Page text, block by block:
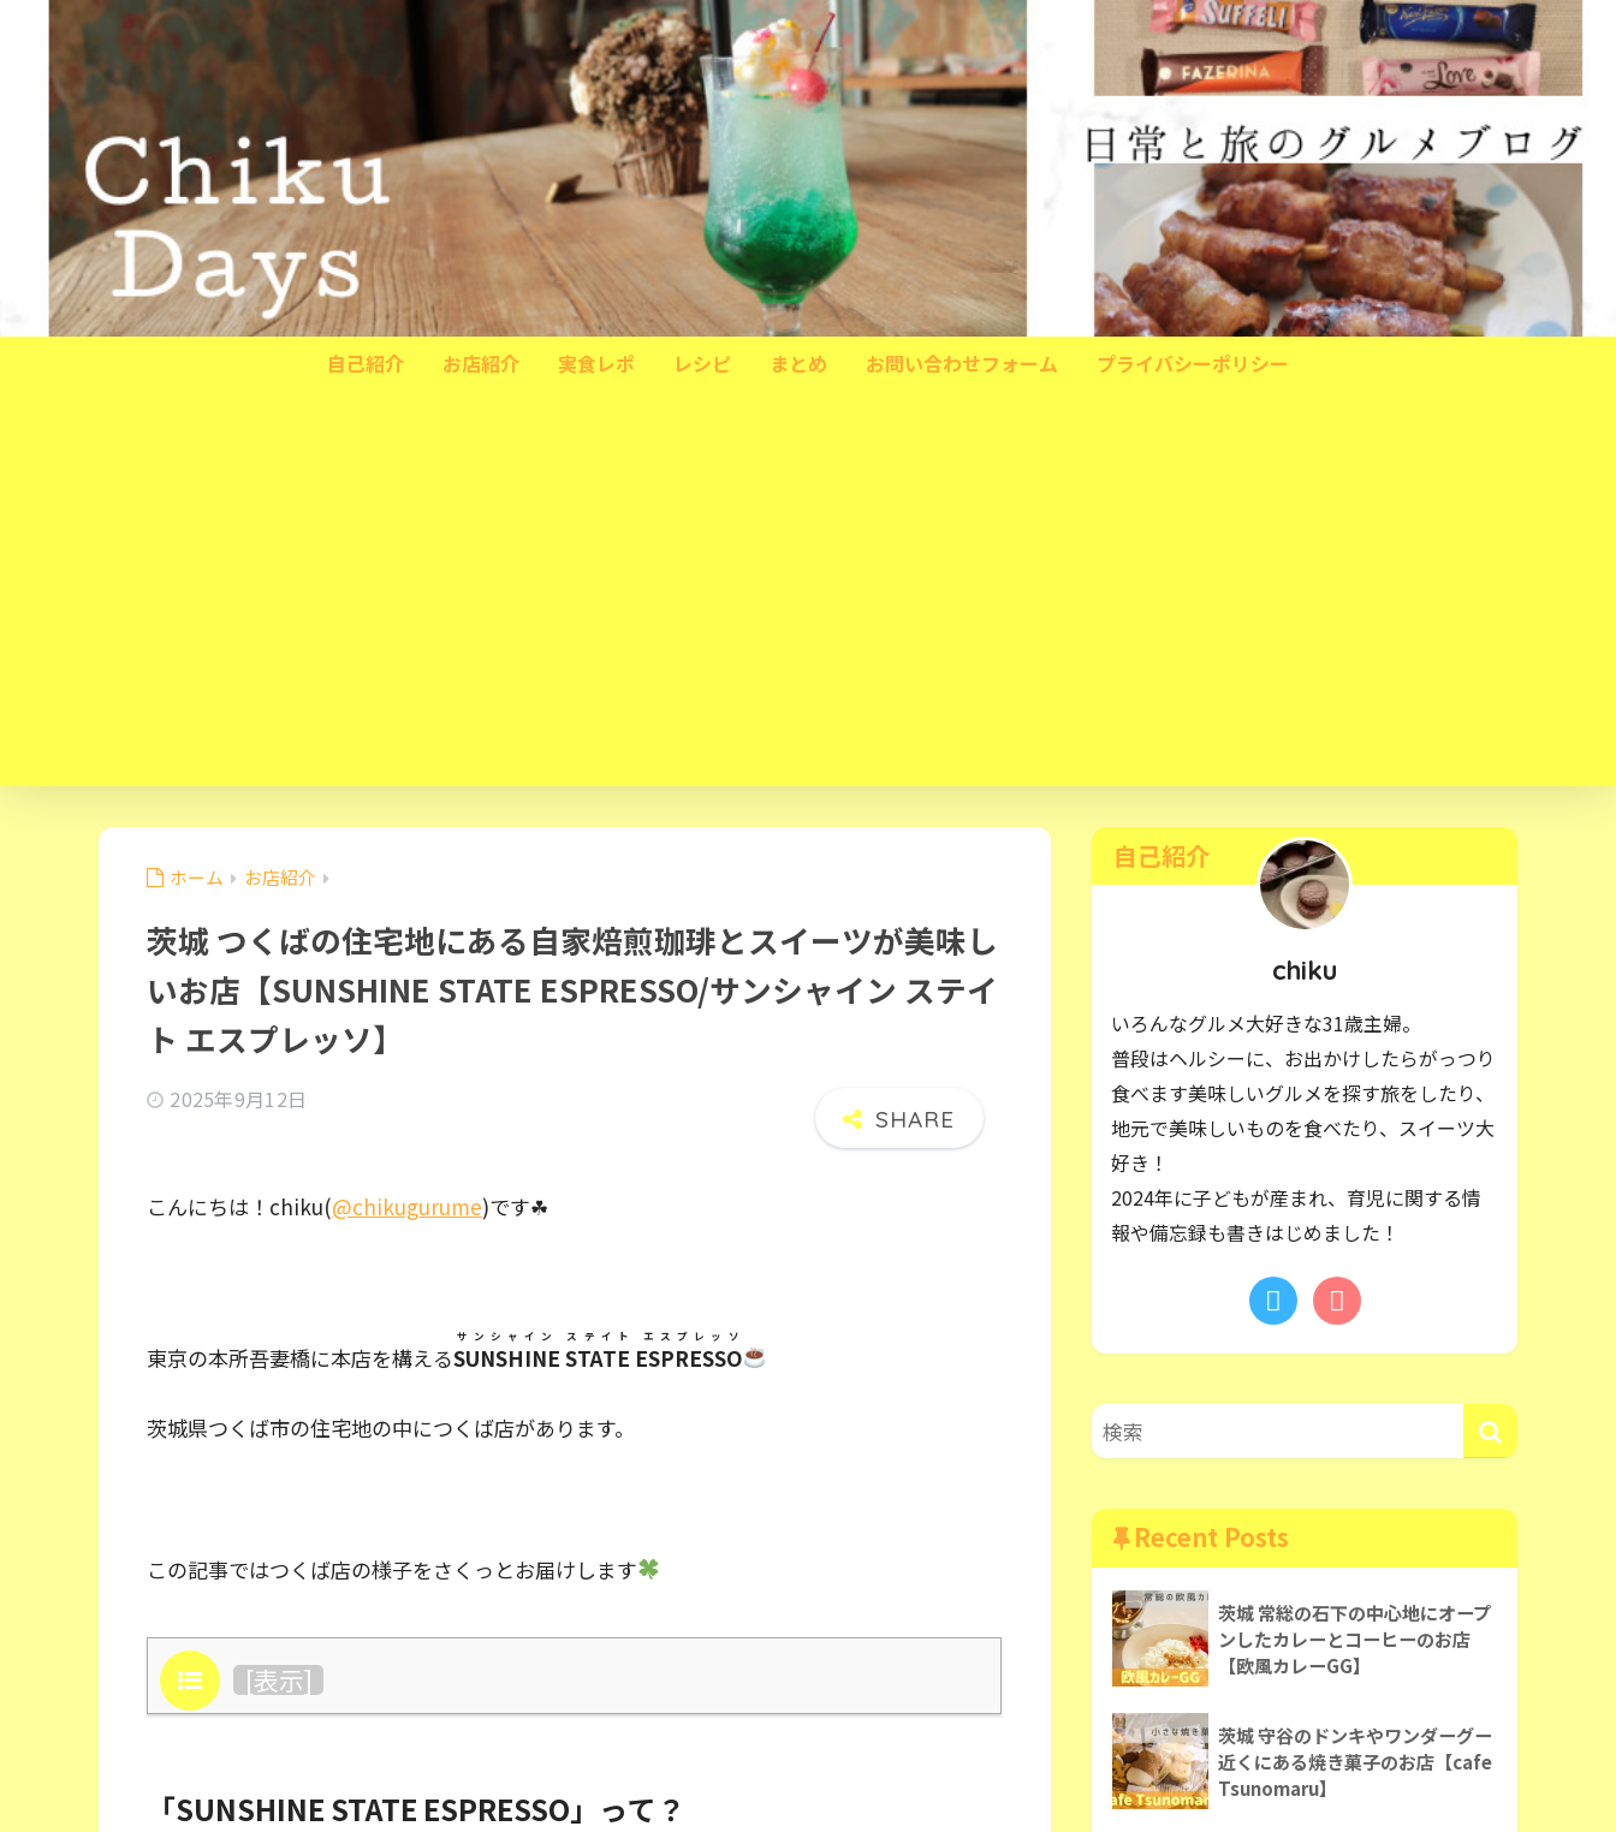
自己紹介 お店紹介 実食レポ レシピ まとめ お問い合わせフォーム プライバシーポリシー
ホーム お店紹介
茨城 つくばの住宅地にある自家焙煎珈琲とスイーツが美味し
いお店【SUNSHINE STATE ESPRESSO/サンシャイン ステイ
ト エスプレッソ】
2025年9月12日
こんにちは！chiku(@chikugurume)です☘
東京の本所吾妻橋に本店を構えるSUNSHINE STATE ESPRESSO
サンシャイン ステイト エスプレッソ
茨城県つくば市の住宅地の中につくば店があります。
この記事ではつくば店の様子をさくっとお届けします
目次 [表示]
「SUNSHINE STATE ESPRESSO」って？
自己紹介
chiku
いろんなグルメ大好きな31歳主婦。
普段はヘルシーに、お出かけしたらがっつり
食べます美味しいグルメを探す旅をしたり、
地元で美味しいものを食べたり、スイーツ大
好き！
2024年に子どもが産まれ、育児に関する情
報や備忘録も書きはじめました！
Recent Posts
茨城 常総の石下の中心地にオープ
ンしたカレーとコーヒーのお店
【欧風カレーGG】
茨城 守谷のドンキやワンダーグー
近くにある焼き菓子のお店【cafe
Tsunomaru】